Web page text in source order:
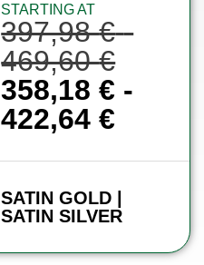
STARTING AT
397,98€ -
469,60€
358,18€ -
422,64€
SATIN GOLD |
SATIN SILVER